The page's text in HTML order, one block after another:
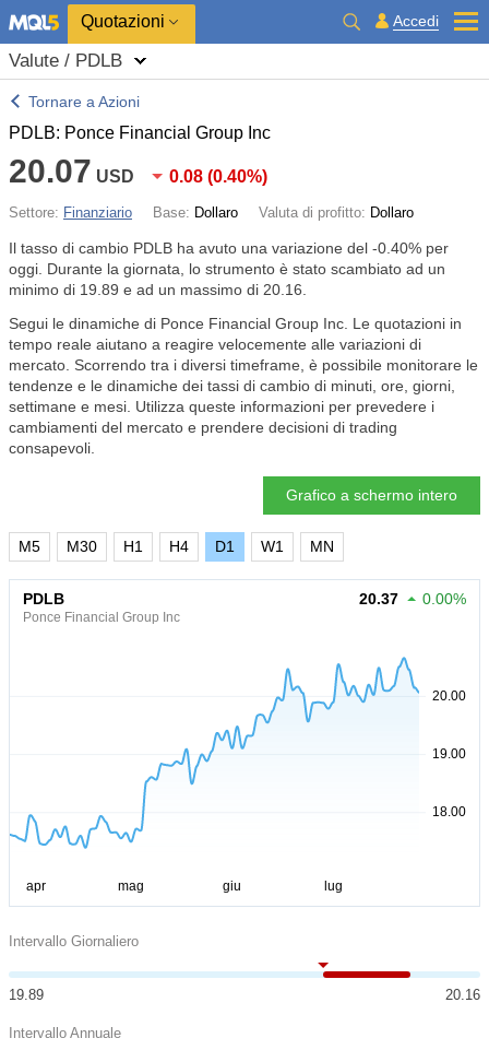
Quotazioni Accedi
Valute / PDLB
Tornare a Azioni
PDLB: Ponce Financial Group Inc
20.07 USD 0.08 (0.40%)
Settore: Finanziario Base: Dollaro Valuta di profitto: Dollaro
Il tasso di cambio PDLB ha avuto una variazione del -0.40% per
oggi. Durante la giornata, lo strumento è stato scambiato ad un
minimo di 19.89 e ad un massimo di 20.16.
Segui le dinamiche di Ponce Financial Group Inc. Le quotazioni in
tempo reale aiutano a reagire velocemente alle variazioni di
mercato. Scorrendo tra i diversi timeframe, è possibile monitorare le
tendenze e le dinamiche dei tassi di cambio di minuti, ore, giorni,
settimane e mesi. Utilizza queste informazioni per prevedere i
cambiamenti del mercato e prendere decisioni di trading
consapevoli.
Grafico a schermo intero
M5 M30 H1 H4 D1 W1 MN
PDLB
Ponce Financial Group Inc
20.37 0.00%
Intervallo Giornaliero
19.89 20.16
Intervallo Annuale